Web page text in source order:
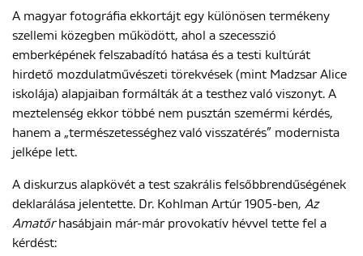
A magyar fotográfia ekkortájt egy különösen termékeny
szellemi közegben működött, ahol a szecesszió
emberképének felszabadító hatása és a testi kultúrát
hirdető mozdulatművészeti törekvések (mint Madzsar Alice
iskolája) alapjaiban formálták át a testhez való viszonyt. A
meztelenség ekkor többé nem pusztán szemérmi kérdés,
hanem a „természetességhez való visszatérés” modernista
jelképe lett.
A diskurzus alapkövét a test szakrális felsőbbrendűségének
deklarálása jelentette. Dr. Kohlman Artúr 1905-ben, Az
Amatőrhasábjain már-már provokatív hévvel tette fel a
kérdést: